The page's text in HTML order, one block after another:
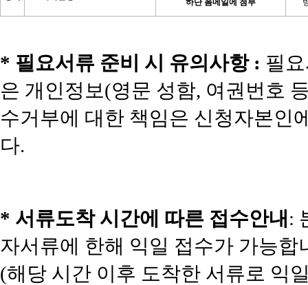
하단 폼메일에 첨부
* 필요서류 준비 시 유의사항 : 필
은 개인정보(영문 성함, 여권번호
수거부에 대한 책임은 신청자본인
다.
* 서류도착 시간에 따른 접수안내 :
자서류에 한해 익일 접수가 가능합
(해당 시간 이후 도착한 서류로 익